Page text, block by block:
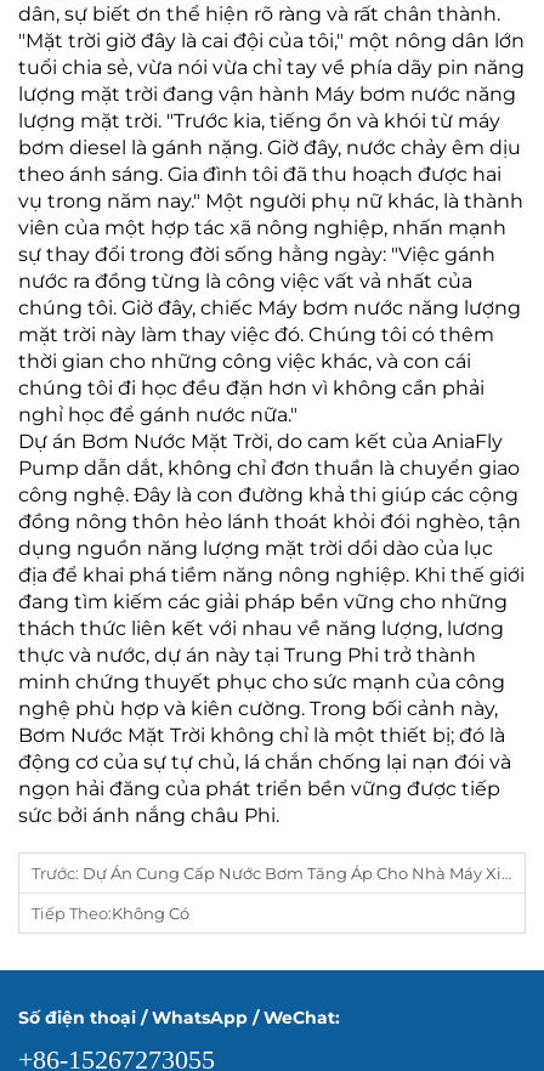
dân, sự biết ơn thể hiện rõ ràng và rất chân thành.
"Mặt trời giờ đây là cai đội của tôi," một nông dân lớn
tuổi chia sẻ, vừa nói vừa chỉ tay về phía dãy pin năng
lượng mặt trời đang vận hành Máy bơm nước năng
lượng mặt trời. "Trước kia, tiếng ồn và khói từ máy
bơm diesel là gánh nặng. Giờ đây, nước chảy êm dịu
theo ánh sáng. Gia đình tôi đã thu hoạch được hai
vụ trong năm nay." Một người phụ nữ khác, là thành
viên của một hợp tác xã nông nghiệp, nhấn mạnh
sự thay đổi trong đời sống hằng ngày: "Việc gánh
nước ra đồng từng là công việc vất vả nhất của
chúng tôi. Giờ đây, chiếc Máy bơm nước năng lượng
mặt trời này làm thay việc đó. Chúng tôi có thêm
thời gian cho những công việc khác, và con cái
chúng tôi đi học đều đặn hơn vì không cần phải
nghỉ học để gánh nước nữa."
Dự án Bơm Nước Mặt Trời, do cam kết của AniaFly
Pump dẫn dắt, không chỉ đơn thuần là chuyển giao
công nghệ. Đây là con đường khả thi giúp các cộng
đồng nông thôn hẻo lánh thoát khỏi đói nghèo, tận
dụng nguồn năng lượng mặt trời dồi dào của lục
địa để khai phá tiềm năng nông nghiệp. Khi thế giới
đang tìm kiếm các giải pháp bền vững cho những
thách thức liên kết với nhau về năng lượng, lương
thực và nước, dự án này tại Trung Phi trở thành
minh chứng thuyết phục cho sức mạnh của công
nghệ phù hợp và kiên cường. Trong bối cảnh này,
Bơm Nước Mặt Trời không chỉ là một thiết bị; đó là
động cơ của sự tự chủ, lá chắn chống lại nạn đói và
ngọn hải đăng của phát triển bền vững được tiếp
sức bởi ánh nắng châu Phi.
Trước: Dự Án Cung Cấp Nước Bơm Tăng Áp Cho Nhà Máy Xi Măng Quang Sơn Tại Việt Nam Áp Suất Chính Xác: Các Máy Bơm Tăng Áp Được Thiết Kế Riêng Như Thế Nào Để Thúc Đẩy Sự Trỗi Dậy Công Nghiệp Của Việt Nam
Tiếp Theo:Không Có
Số điện thoại / WhatsApp / WeChat:
+86-15267273055